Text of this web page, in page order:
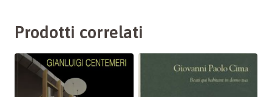
Prodotti correlati